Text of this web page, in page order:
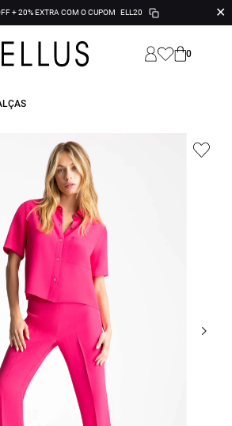
+ 20% EXTRA COM O CUPOM ELL20 ✕
0